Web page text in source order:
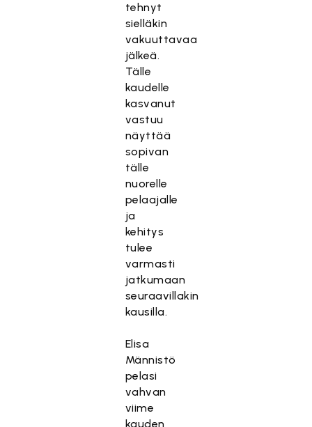
tehnyt
sielläkin
vakuuttavaa
jälkeä.
Tälle
kaudelle
kasvanut
vastuu
näyttää
sopivan
tälle
nuorelle
pelaajalle
ja
kehitys
tulee
varmasti
jatkumaan
seuraavillakin
kausilla.
Elisa
Männistö
pelasi
vahvan
viime
kauden